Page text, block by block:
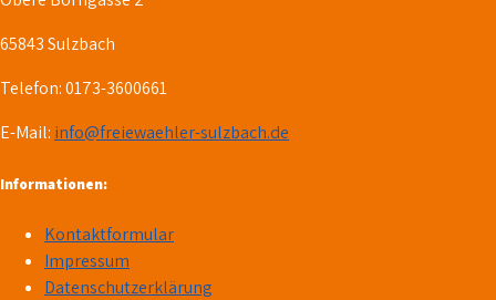
65843 Sulzbach
Telefon: 0173-3600661
E-Mail: info@freiewaehler-sulzbach.de
Informationen:
Kontaktformular
Impressum
Datenschutzerklärung